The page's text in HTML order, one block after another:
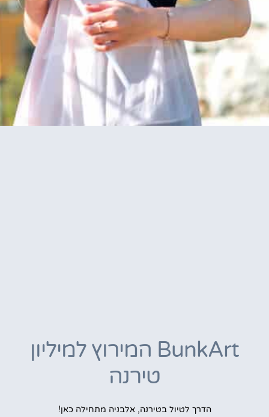
BunkArt המירוץ למיליון
טירנה
הדרך לטיול בטירנה, אלבניה מתחילה כאן!